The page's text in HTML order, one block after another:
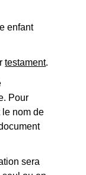
enfant
testament.
Pour
le nom de
sera